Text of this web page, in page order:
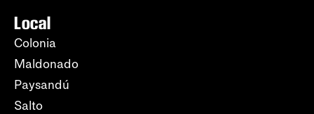
Local
Colonia
Maldonado
Paysandú
Salto